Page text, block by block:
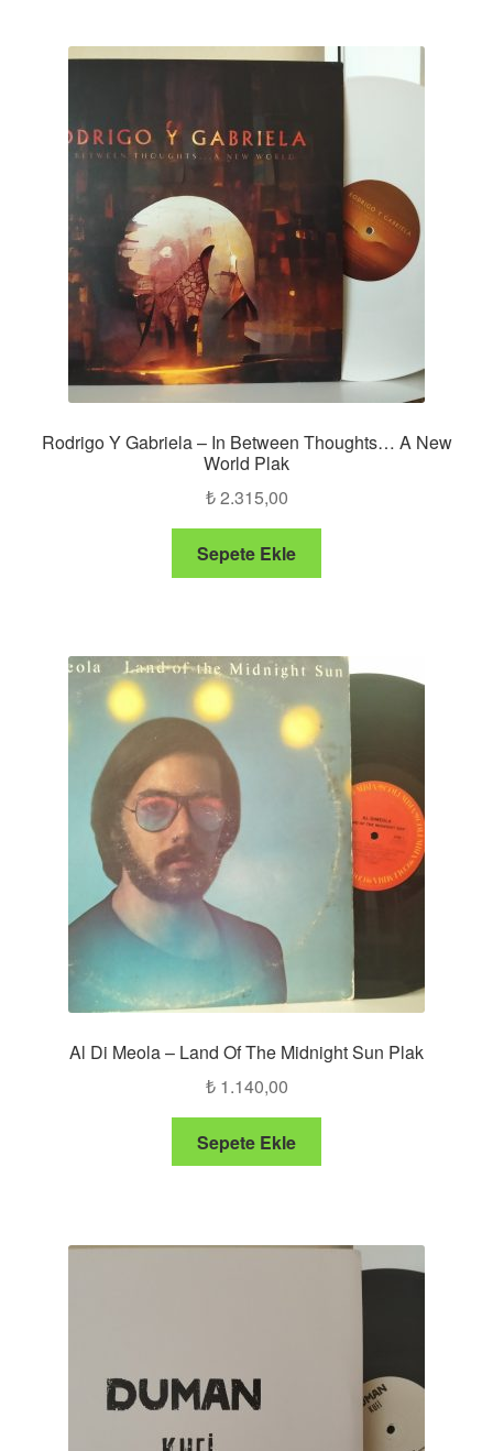
Rodrigo Y Gabriela – In Between Thoughts… A New
World Plak
₺2.315,00
Sepete Ekle
Al Di Meola – Land Of The Midnight Sun Plak
₺1.140,00
Sepete Ekle